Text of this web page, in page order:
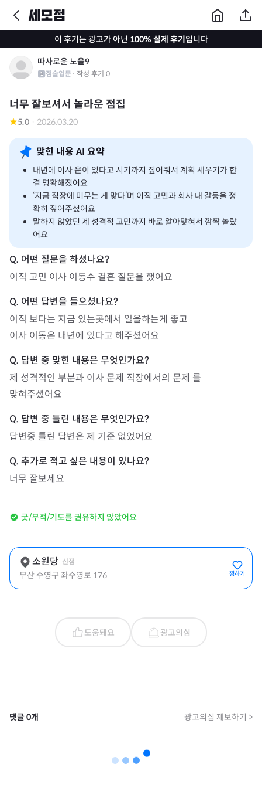
이 후기는 광고가 아닌 100% 실제 후기입니다
따사로운 노을9
점술입문· 작성 후기 0
너무 잘보셔서 놀라운 점집
5.0 · 2026.03.20
맞힌 내용 AI 요약
내년에 이사 운이 있다고 시기까지 짚어줘서 계획 세우기가 한
결 명확해졌어요
‘지금 직장에 머무는 게 맞다’며 이직 고민과 회사 내 갈등을 정
확히 짚어주셨어요
말하지 않았던 제 성격적 고민까지 바로 알아맞혀서 깜짝 놀랐
어요
이직 고민 이사 이동수 결혼 질문을 했어요
이직 보다는 지금 있는곳에서 일을하는게 좋고
이사 이동은 내년에 있다고 해주셨어요
제 성격적인 부분과 이사 문제 직장에서의 문제 를
맞혀주셨어요
답변중 틀린 답변은 제 기준 없었어요
너무 잘보세요
굿/부적/기도를 권유하지 않았어요
소원당 신점
부산 수영구 좌수영로 176 찜하기
도움돼요 광고의심
댓글0개 광고의심 제보하기 >